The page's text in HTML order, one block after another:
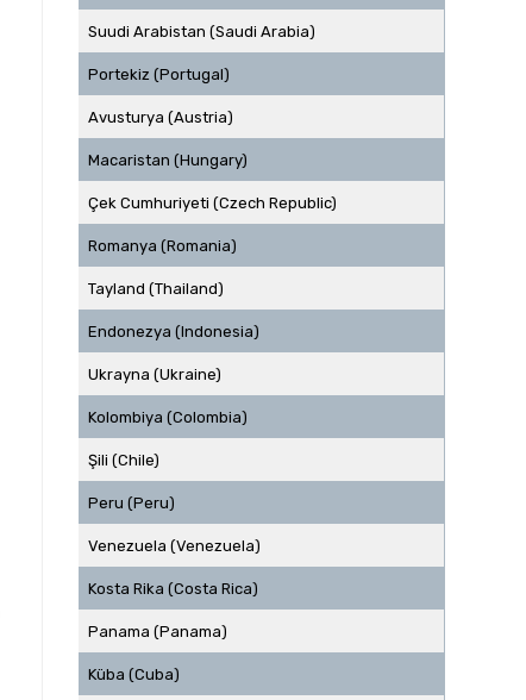
Suudi Arabistan (Saudi Arabia)
Portekiz (Portugal)
Avusturya (Austria)
Macaristan (Hungary)
Çek Cumhuriyeti (Czech Republic)
Romanya (Romania)
Tayland (Thailand)
Endonezya (Indonesia)
Ukrayna (Ukraine)
Kolombiya (Colombia)
Şili (Chile)
Peru (Peru)
Venezuela (Venezuela)
Kosta Rika (Costa Rica)
Panama (Panama)
Küba (Cuba)